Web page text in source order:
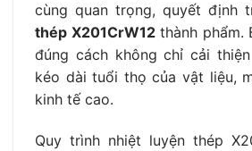
cùng quan trọng, quyết định
thép X201CrW12thành phẩm.
đúng cách không chỉ cải
kéo dài tuổi thọ của vật liệu,
kinh tế cao.
Quy trình nhiệt luyện thép